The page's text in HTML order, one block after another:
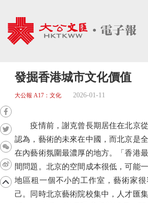
發掘香港城市文化價值
大公報 A17：文化 2026-01-11
疫情前，謝克曾長期居住在北京從
認為，藝術的未來在中國，而北京是
在內藝術氛圍最濃厚的地方。「香港
間問題。北京的空間成本很低，可能
地區租一個不小的工作室，藝術家很
己。同時北京藝術院校集中，人才匯